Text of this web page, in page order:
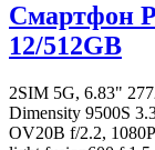
Смартфон
12/512GB
2SIM 5G, 6.83"
Dimensity 9500S
OV20B f/2.2,